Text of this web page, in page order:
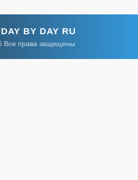
BY DAY RU
Все права защищены